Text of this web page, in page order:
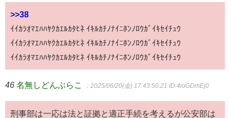
>>38
ｲｲｶﾗｵﾏｴﾊﾊﾔｸｶｴﾙｶﾀﾋﾈ ｲｷﾙｶﾁﾉﾅｲﾆﾎﾝﾉﾛｳｶﾞｲｷｾｲﾁｭｳ
ｲｲｶﾗｵﾏｴﾊﾊﾔｸｶｴﾙｶﾀﾋﾈ ｲｷﾙｶﾁﾉﾅｲﾆﾎﾝﾉﾛｳｶﾞｲｷｾｲﾁｭｳ
ｲｲｶﾗｵﾏｴﾊﾊﾔｸｶｴﾙｶﾀﾋﾈ ｲｷﾙｶﾁﾉﾅｲﾆﾎﾝﾉﾛｳｶﾞｲｷｾｲﾁｭｳ
46 名無しどんぶらこ ：2025/06/20(金) 17:43:50.21 ID:4ioGDmEj0
刑事部は一応は法と証拠と適正手続を考えるが公安部は